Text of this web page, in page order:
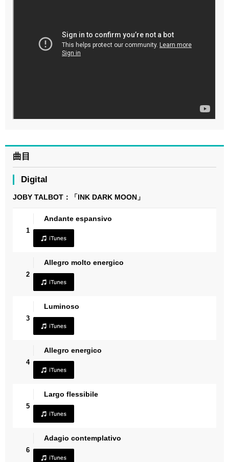
曲目
Digital
JOBY TALBOT：「INK DARK MOON」
1
Andante espansivo
2
Allegro molto energico
3
Luminoso
4
Allegro energico
5
Largo flessibile
6
Adagio contemplativo